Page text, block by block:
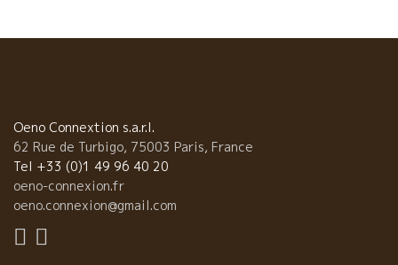
Oeno Connextion s.a.r.l.
62 Rue de Turbigo, 75003 Paris, France
Tel +33 (0)1 49 96 40 20
oeno-connexion.fr
oeno.connexion@gmail.com